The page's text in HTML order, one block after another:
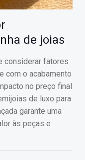
de joias
considerar fatores
com o acabamento
no preço final
de luxo para
garante uma
às peças e